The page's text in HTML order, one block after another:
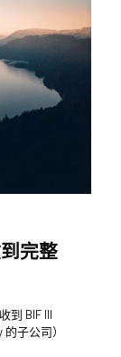
到完整
到 BIF III
子公司）